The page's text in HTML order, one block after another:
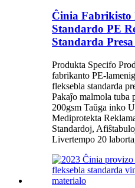
Ĉinia Fabrikisto
Standardo PE
Standarda
Produkta Specifo
fabrikanto PE-
fleksebla standarda
Pakaĵo malmola tuba
200gsm Taŭga inko
Mediprotekta
Standardoj,
Livertempo 20